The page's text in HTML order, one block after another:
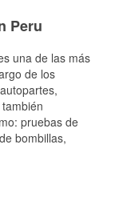
Peru
una de las más
de los
pruebas de
bombillas,